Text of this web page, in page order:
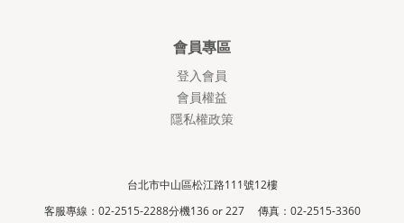
會員專區
登入會員
會員權益
隱私權政策
台北市中山區松江路111號12樓
客服專線：02-2515-2288分機136 or 227 傳真：02-2515-3360